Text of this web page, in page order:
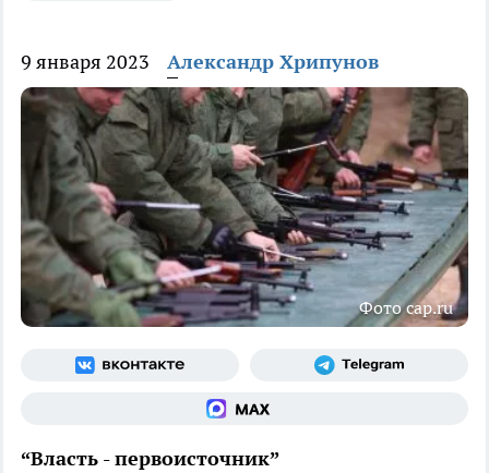
9 января 2023 Александр Хрипунов
Фото cap.ru
“Власть - первоисточник”